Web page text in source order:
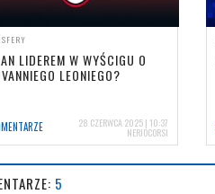
LIDEREM W WYŚCIGU O
LEONIEGO?
28 CZERWCA 2025 | 10:37
NERIOCORSI
5